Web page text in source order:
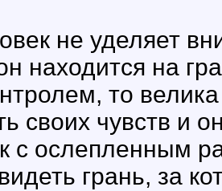
не уделяет
находится на
то
своих чувств и
с ослепленным
грань, за